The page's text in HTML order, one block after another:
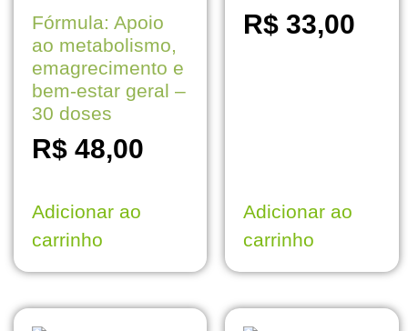
Fórmula: Apoio
ao metabolismo,
emagrecimento e
bem-estar geral –
30 doses
R$ 48,00
Adicionar ao
carrinho
R$ 33,00
Adicionar ao
carrinho